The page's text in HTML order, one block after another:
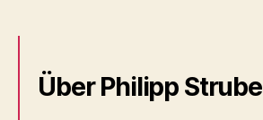
Über Philipp Strube